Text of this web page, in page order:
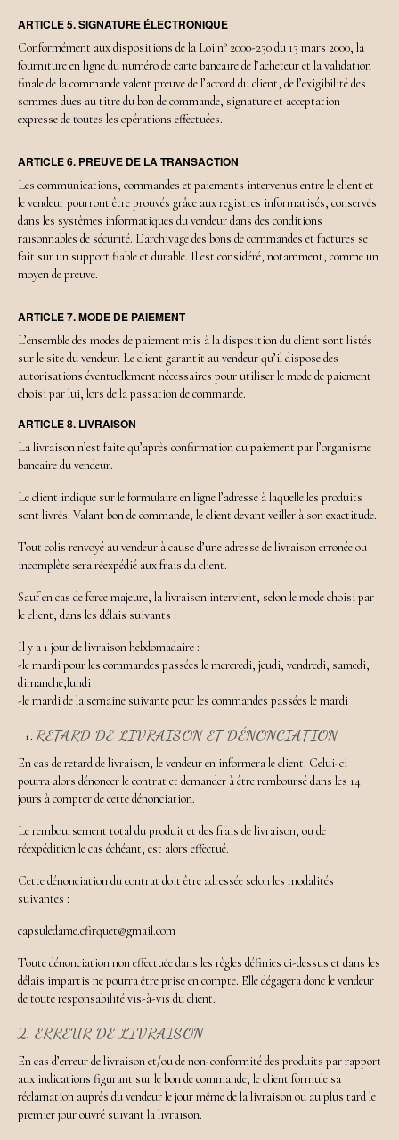
ARTICLE 5. SIGNATURE ÉLECTRONIQUE
Conformément aux dispositions de la Loi n° 2000-230 du 13 mars 2000, la
fourniture en ligne du numéro de carte bancaire de l’acheteur et la validation
finale de la commande valent preuve de l’accord du client, de l’exigibilité des
sommes dues au titre du bon de commande, signature et acceptation
expresse de toutes les opérations effectuées.
ARTICLE 6. PREUVE DE LA TRANSACTION
Les communications, commandes et paiements intervenus entre le client et
le vendeur pourront être prouvés grâce aux registres informatisés, conservés
dans les systèmes informatiques du vendeur dans des conditions
raisonnables de sécurité. L’archivage des bons de commandes et factures se
fait sur un support fiable et durable. Il est considéré, notamment, comme un
moyen de preuve.
ARTICLE 7. MODE DE PAIEMENT
L’ensemble des modes de paiement mis à la disposition du client sont listés
sur le site du vendeur. Le client garantit au vendeur qu’il dispose des
autorisations éventuellement nécessaires pour utiliser le mode de paiement
choisi par lui, lors de la passation de commande.
ARTICLE 8. LIVRAISON
La livraison n’est faite qu’après confirmation du paiement par l’organisme
bancaire du vendeur.
Le client indique sur le formulaire en ligne l’adresse à laquelle les produits
sont livrés. Valant bon de commande, le client devant veiller à son exactitude.
Tout colis renvoyé au vendeur à cause d’une adresse de livraison erronée ou
incomplète sera réexpédié aux frais du client.
Sauf en cas de force majeure, la livraison intervient, selon le mode choisi par
le client, dans les délais suivants :
Il y a 1 jour de livraison hebdomadaire :
-le mardi pour les commandes passées le mercredi, jeudi, vendredi, samedi,
dimanche,lundi
-le mardi de la semaine suivante pour les commandes passées le mardi
RETARD DE LIVRAISON ET DÉNONCIATION
En cas de retard de livraison, le vendeur en informera le client. Celui-ci
pourra alors dénoncer le contrat et demander à être remboursé dans les 14
jours à compter de cette dénonciation.
Le remboursement total du produit et des frais de livraison, ou de
réexpédition le cas échéant, est alors effectué.
Cette dénonciation du contrat doit être adressée selon les modalités
suivantes :
capsuledame.cfirquet@gmail.com
Toute dénonciation non effectuée dans les règles définies ci-dessus et dans les
délais impartis ne pourra être prise en compte. Elle dégagera donc le vendeur
de toute responsabilité vis-à-vis du client.
2. ERREUR DE LIVRAISON
En cas d’erreur de livraison et/ou de non-conformité des produits par rapport
aux indications figurant sur le bon de commande, le client formule sa
réclamation auprès du vendeur le jour même de la livraison ou au plus tard le
premier jour ouvré suivant la livraison.